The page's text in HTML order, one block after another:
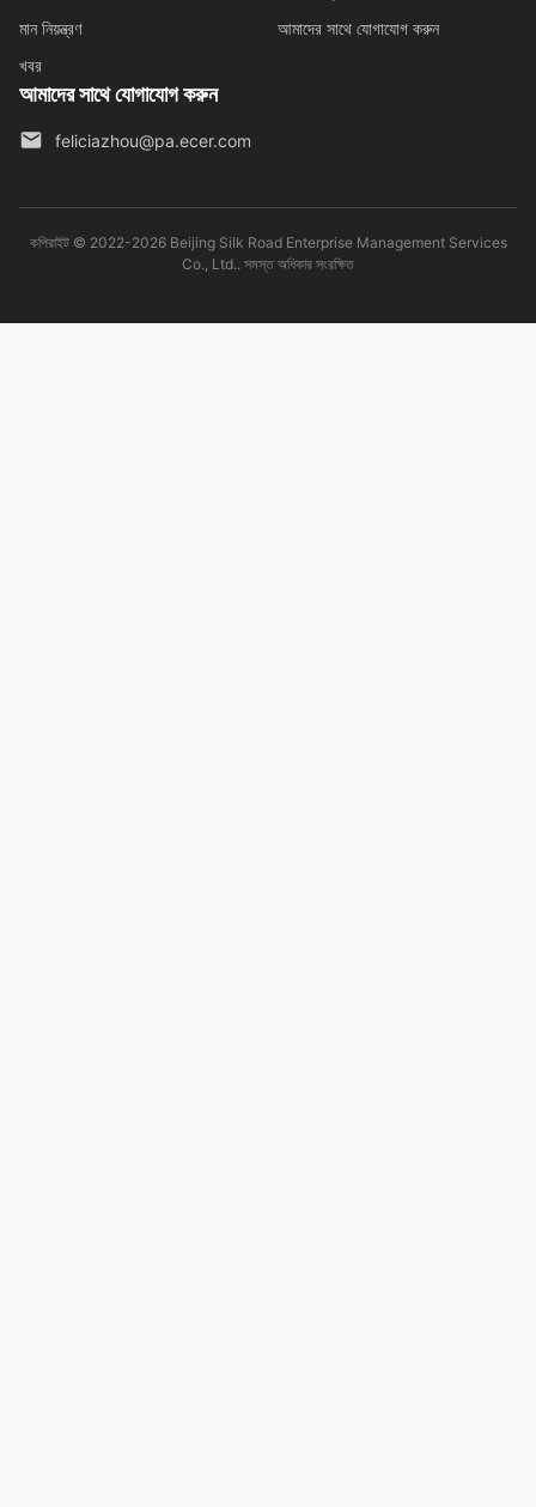
মান নিয়ন্ত্রণ
আমাদের সাথে যোগাযোগ করুন
খবর
আমাদের সাথে যোগাযোগ করুন
feliciazhou@pa.ecer.com
কপিরাইট © 2022-2026 Beijing Silk Road Enterprise Management Services
Co., Ltd.. সমস্ত অধিকার সংরক্ষিত